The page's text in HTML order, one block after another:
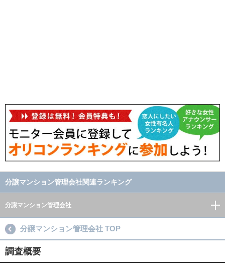
分譲マンション管理会社関連ランキング
分譲マンション管理会社
分譲マンション管理会社 TOP
調査概要